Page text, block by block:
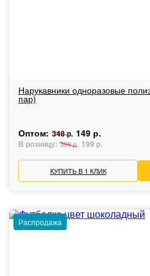
Нарукавники одноразовые
пар)
Оптом: 348 р. 149 р.
В розницу: 399 р. 199 р.
КУПИТЬ В 1 КЛИК
Распродажа